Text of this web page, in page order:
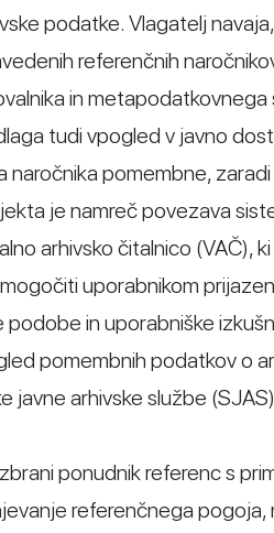
podatke. Vlagatelj
referenčnih
in metapodatkovnega
tudi vpogled v javno
pomembne,
je namreč povezava
arhivsko čitalnico (VAČ),
uporabnikom
in uporabniške
pomembnih podatkov o
arhivske službe
ponudnik referenc s
referenčnega pogoja,